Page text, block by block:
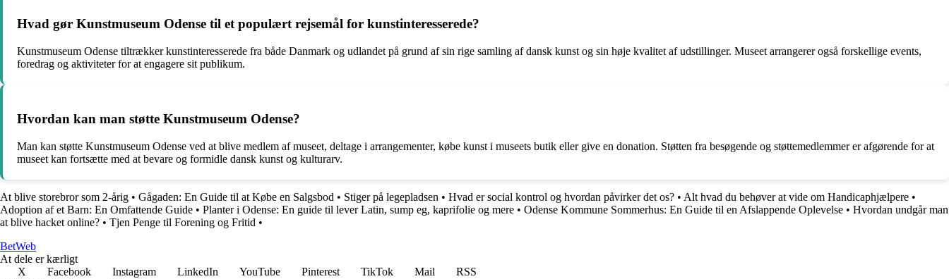
Hvad gør Kunstmuseum Odense til et populært rejsemål for kunstinteresserede?
Kunstmuseum Odense tiltrækker kunstinteresserede fra både Danmark og udlandet på grund af sin rige samling af dansk kunst og sin høje kvalitet af udstillinger. Museet arrangerer også forskellige events,
foredrag og aktiviteter for at engagere sit publikum.
Hvordan kan man støtte Kunstmuseum Odense?
Man kan støtte Kunstmuseum Odense ved at blive medlem af museet, deltage i arrangementer, købe kunst i museets butik eller give en donation. Støtten fra besøgende og støttemedlemmer er afgørende for at
museet kan fortsætte med at bevare og formidle dansk kunst og kulturarv.
At blive storebror som 2-årig • Gågaden: En Guide til at Købe en Salgsbod • Stiger på legepladsen • Hvad er social kontrol og hvordan påvirker det os? • Alt hvad du behøver at vide om Handicaphjælpere •
Adoption af et Barn: En Omfattende Guide • Planter i Odense: En guide til lever Latin, sump eg, kaprifolie og mere • Odense Kommune Sommerhus: En Guide til en Afslappende Oplevelse • Hvordan undgår man
at blive hacket online? • Tjen Penge til Forening og Fritid •
BetWeb
At dele er kærligt
X
Facebook Instagram LinkedIn YouTube Pinterest TikTok Mail
RSS